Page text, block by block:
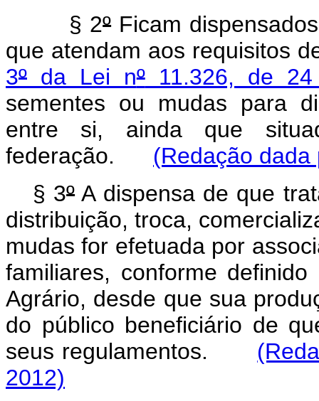
§ 2ºFicam
que atendam aos requisitos
3º da Lei nº11.326, de 24
sementes ou mudas para
entre si, ainda que
federação. (Redação dada
§ 3ºA dispensa de que
distribuição, troca,
mudas for efetuada por
familiares, conforme
Agrário, desde que sua
do público beneficiário de
seus regulamentos.
2012)